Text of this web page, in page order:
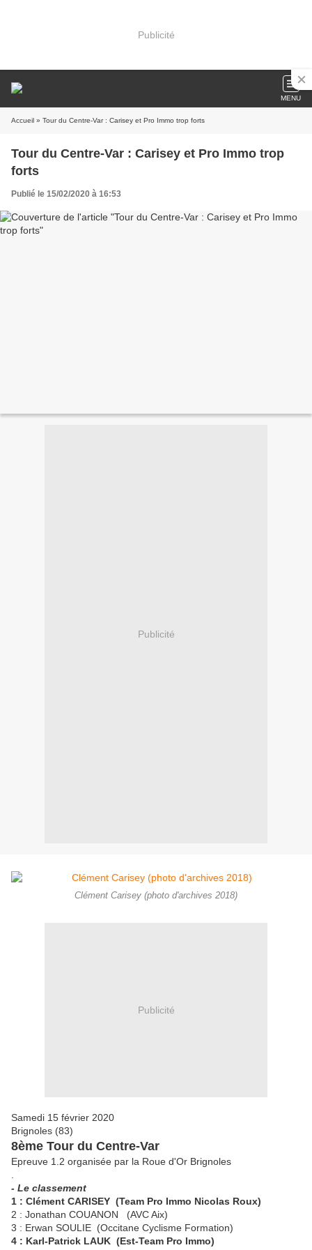
Publicité
MENU
Accueil » Tour du Centre-Var : Carisey et Pro Immo trop forts
Tour du Centre-Var : Carisey et Pro Immo trop
forts
Publié le 15/02/2020 à 16:53
Publicité
Clément Carisey (photo d'archives 2018)
Publicité
Samedi 15 février 2020
Brignoles (83)
8ème Tour du Centre-Var
Epreuve 1.2 organisée par la Roue d'Or Brignoles
- Le classement
1 : Clément CARISEY (Team Pro Immo Nicolas Roux)
2 : Jonathan COUANON (AVC Aix)
3 : Erwan SOULIE (Occitane Cyclisme Formation)
4 : Karl-Patrick LAUK (Est-Team Pro Immo)